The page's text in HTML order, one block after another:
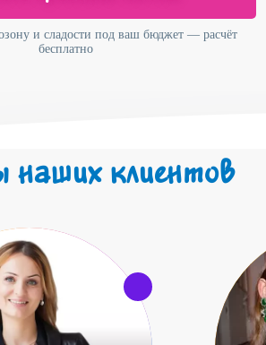
и сладости под ваш бюджет — расчёт
бесплатно
клиентов